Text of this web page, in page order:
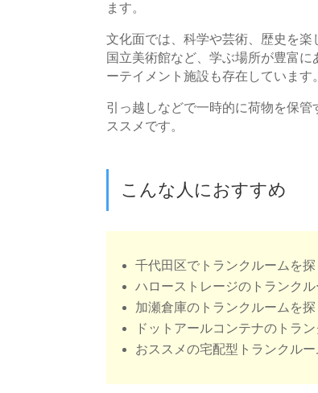
ます。
文化面では、科学や芸術、歴史を楽
国立美術館など、学ぶ場所が豊富
ーテイメント施設も存在しています。
引っ越しなどで一時的に荷物を保管
ススメです。
こんな人におすすめ
千代田区でトランクルームを探
ハローストレージのトランク
加瀬倉庫のトランクルームを探
ドットアールコンテナのトラ
おススメの宅配型トランクル